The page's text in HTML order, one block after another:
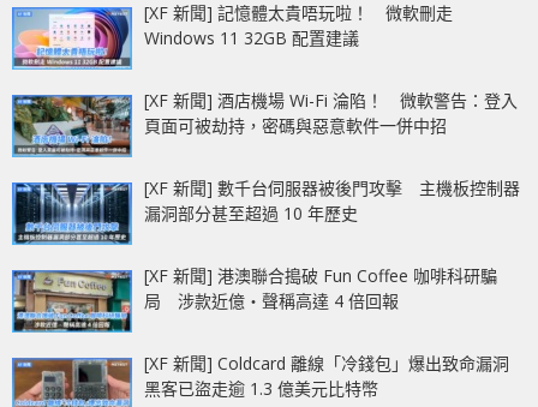
[XF 新聞] 記憶體太貴唔玩啦！ 微軟刪走
Windows 11 32GB 配置建議
[XF 新聞] 酒店機場 Wi-Fi 淪陷！ 微軟警告：登入
頁面可被劫持，密碼與惡意軟件一併中招
[XF 新聞] 數千台伺服器被後門攻擊 主機板控制器
漏洞部分甚至超過 10 年歷史
[XF 新聞] 港澳聯合搗破 Fun Coffee 咖啡科研騙
局 涉款近億‧聲稱高達 4 倍回報
[XF 新聞] Coldcard 離線「冷錢包」爆出致命漏洞
黑客已盜走逾 1.3 億美元比特幣